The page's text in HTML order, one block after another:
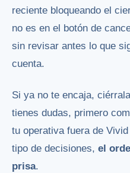
reciente bloqueando el
no es en el botón de
sin revisar antes lo que
cuenta.
Si ya no te encaja,
tienes dudas, primero
tu operativa fuera de
tipo de decisiones, el
prisa.